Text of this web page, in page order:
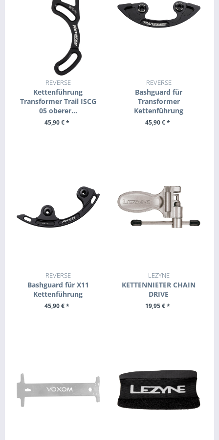
REVERSE
Kettenführung
Transformer Trail ISCG
05 oberer...
45,90 € *
REVERSE
Bashguard für
Transformer
Kettenführung
45,90 € *
REVERSE
Bashguard für X11
Kettenführung
45,90 € *
LEZYNE
KETTENNIETER CHAIN
DRIVE
19,95 € *